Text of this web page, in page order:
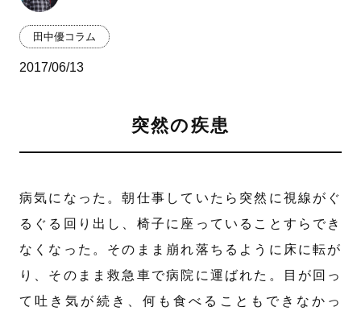
田中優コラム
2017/06/13
突然の疾患
病気になった。朝仕事していたら突然に視線がぐ
るぐる回り出し、椅子に座っていることすらでき
なくなった。そのまま崩れ落ちるように床に転が
り、そのまま救急車で病院に運ばれた。目が回っ
て吐き気が続き、何も食べることもできなかっ